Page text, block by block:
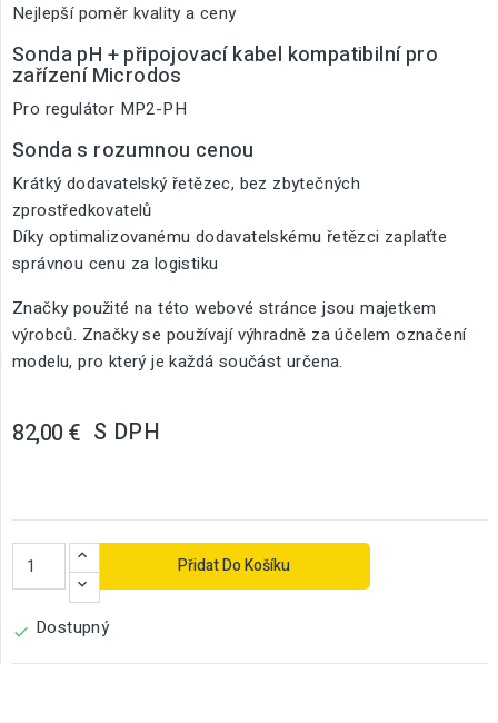
Nejlepší poměr kvality a ceny
Sonda pH + připojovací kabel kompatibilní pro
zařízení Microdos
Pro regulátor MP2-PH
Sonda s rozumnou cenou
Krátký dodavatelský řetězec, bez zbytečných
zprostředkovatelů
Díky optimalizovanému dodavatelskému řetězci zaplaťte
správnou cenu za logistiku
Značky použité na této webové stránce jsou majetkem
výrobců. Značky se používají výhradně za účelem označení
modelu, pro který je každá součást určena.
82,00 € S DPH
Přidat Do Košíku
 Dostupný